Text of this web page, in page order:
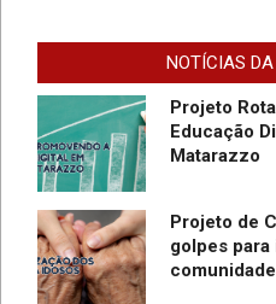
NOTÍCIAS
Promover
Projeto
Educação
Matarazzo
Projeto de
golpes